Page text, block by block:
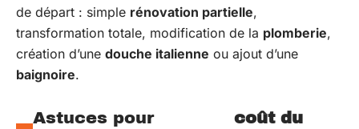
de départ : simple rénovation partielle,
transformation totale, modification de la plomberie,
création d’une douche italienne ou ajout d’une
baignoire.
Astuces pour
coût du